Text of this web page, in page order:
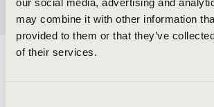
our social media, advertising and
may combine it with other information
provided to them or that they’ve
of their services.
BÉRLET- ÉS JEGYÁRAK